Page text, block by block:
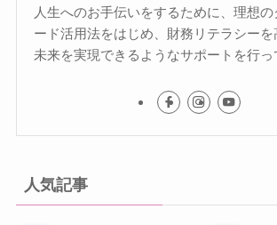
人生へのお手伝いをするために、理想の
ード活用法をはじめ、財務リテラシー
未来を実現できるようなサポートを行っ
人気記事